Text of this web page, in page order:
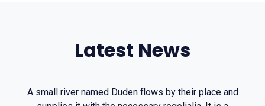
Latest News
A small river named Duden flows by their place and